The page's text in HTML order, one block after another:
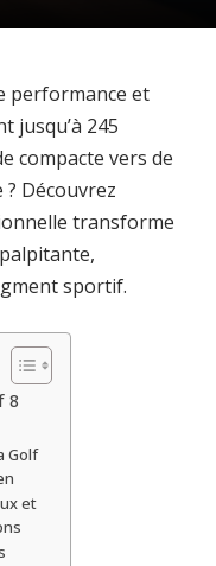
performance et
jusqu’à 245
compacte vers de
Découvrez
transforme
sportif.
8
Golf
et